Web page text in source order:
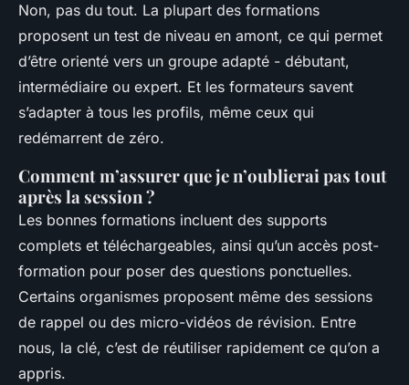
Non, pas du tout. La plupart des formations
proposent un test de niveau en amont, ce qui permet
d’être orienté vers un groupe adapté - débutant,
intermédiaire ou expert. Et les formateurs savent
s’adapter à tous les profils, même ceux qui
redémarrent de zéro.
Comment m’assurer que je n’oublierai pas tout
après la session ?
Les bonnes formations incluent des supports
complets et téléchargeables, ainsi qu’un accès post-
formation pour poser des questions ponctuelles.
Certains organismes proposent même des sessions
de rappel ou des micro-vidéos de révision. Entre
nous, la clé, c’est de réutiliser rapidement ce qu’on a
appris.